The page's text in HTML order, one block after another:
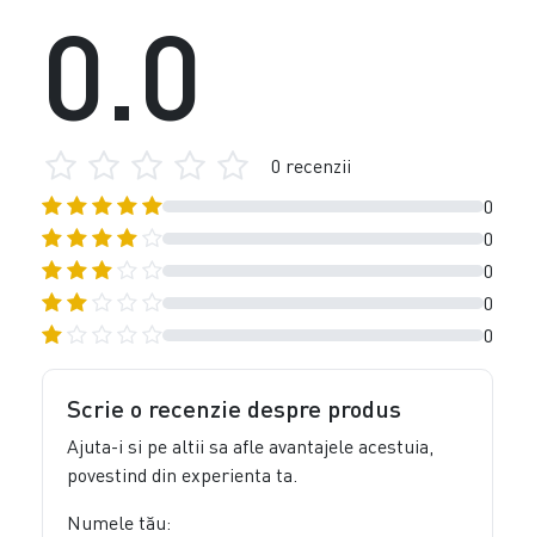
0
0
0
0
0
0.0
0 recenzii
Scrie o recenzie despre produs
Ajuta-i si pe altii sa afle avantajele acestuia,
povestind din experienta ta.
Numele tău: